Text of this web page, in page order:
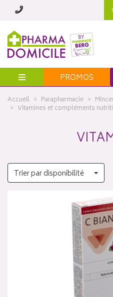
Menu PROMOS
Accueil Parapharmacie
Vitamines et compléments
Trier par disponibilité